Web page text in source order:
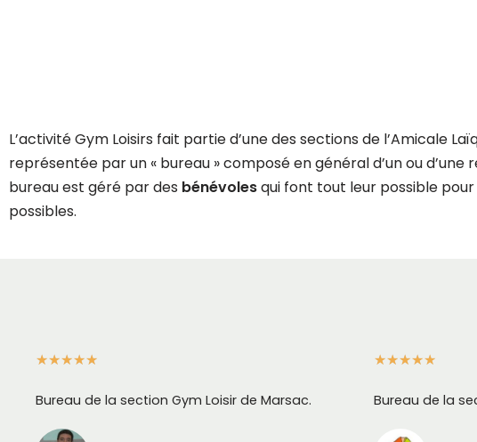
L’activité Gym Loisirs fait partie d’une des sections de l’Amicale
représentée par un « bureau » composé en général d’un ou d’une
bureau est géré par des bénévolesqui font tout leur possible
possibles.
★★★★★
Bureau de la section Gym Loisir de Marsac.
★★★★★
Bureau de la